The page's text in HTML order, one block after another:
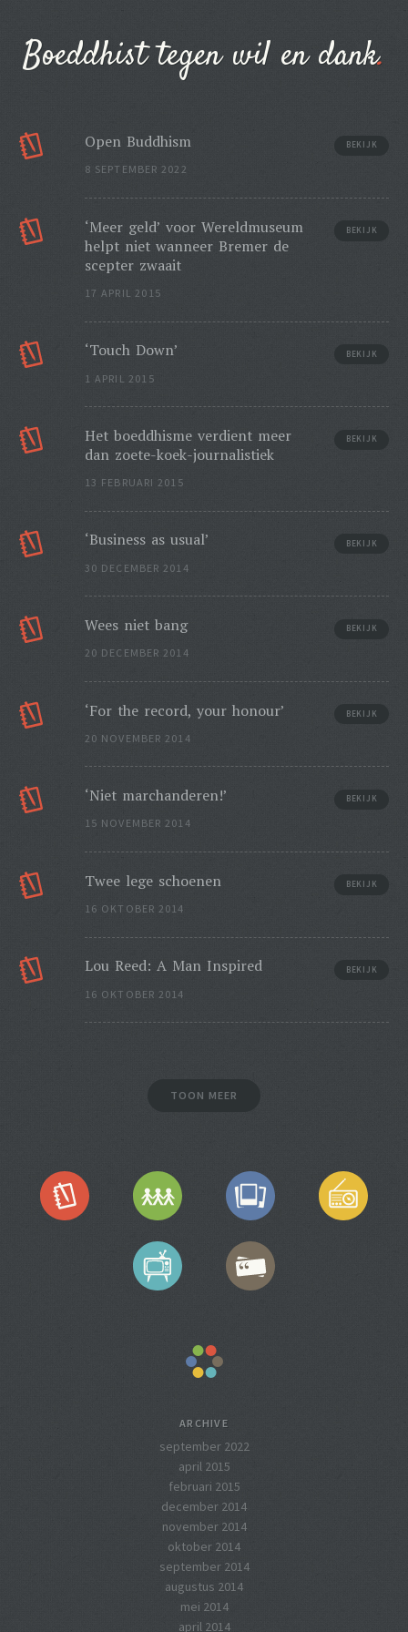
Boeddhist tegen wil en dank
BEKIJK
Open Buddhism
8 SEPTEMBER 2022
BEKIJK
‘Meer geld’ voor Wereldmuseum
helpt niet wanneer Bremer de
scepter zwaait
17 APRIL 2015
BEKIJK
‘Touch Down’
1 APRIL 2015
BEKIJK
Het boeddhisme verdient meer
dan zoete-koek-journalistiek
13 FEBRUARI 2015
BEKIJK
‘Business as usual’
30 DECEMBER 2014
BEKIJK
Wees niet bang
20 DECEMBER 2014
BEKIJK
‘For the record, your honour’
20 NOVEMBER 2014
BEKIJK
‘Niet marchanderen!’
15 NOVEMBER 2014
BEKIJK
Twee lege schoenen
16 OKTOBER 2014
BEKIJK
Lou Reed: A Man Inspired
16 OKTOBER 2014
TOON MEER
ARCHIVE
september 2022
april 2015
februari 2015
december 2014
november 2014
oktober 2014
september 2014
augustus 2014
mei 2014
april 2014